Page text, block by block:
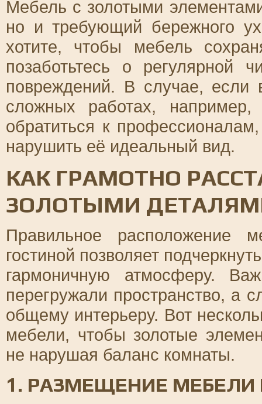
Мебель с золотыми
но и требующий бережного
хотите, чтобы мебель
позаботьтесь о регулярной
повреждений. В случае, если
сложных работах,
обратиться к
нарушить её идеальный вид.
КАК ГРАМОТНО
ЗОЛОТЫМИ
Правильное расположение
гостиной позволяет
гармоничную атмосферу.
перегружали пространство, а
общему интерьеру. Вот
мебели, чтобы золотые
не нарушая баланс комнаты.
1. РАЗМЕЩЕНИЕ МЕБЕЛИ